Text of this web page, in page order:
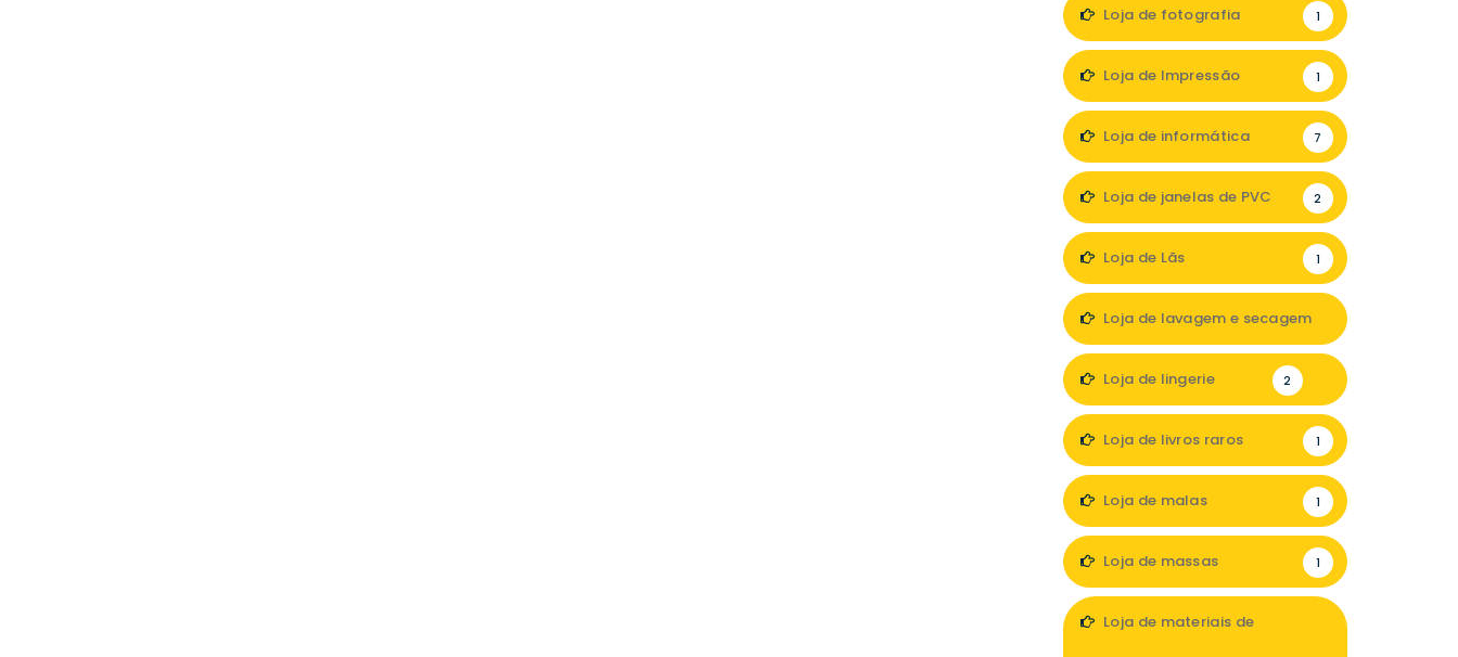
Loja de fotografia 1
Loja de Impressão 1
Loja de informática 7
Loja de janelas de PVC 2
Loja de Lãs 1
Loja de lavagem e secagem
Loja de lingerie 2
Loja de livros raros 1
Loja de malas 1
Loja de massas 1
Loja de materiais de